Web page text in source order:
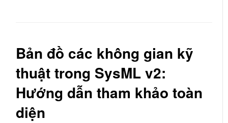
Bản đồ các không gian kỹ
thuật trong SysML v2:
Hướng dẫn tham khảo toàn
diện